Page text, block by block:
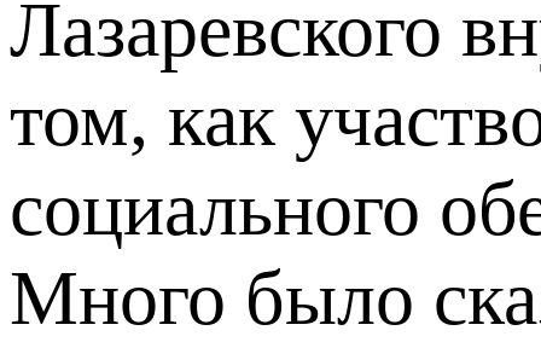
Лазаревского
том, как
социального
Много было